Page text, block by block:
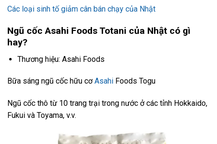
Các loại sinh tố giảm cân bán chạy của Nhật
Ngũ cốc Asahi Foods Totani của Nhật có gì
hay?
Thương hiệu: Asahi Foods
Bữa sáng ngũ cốc hữu cơAsahi Foods Togu
Ngũ cốc thô từ 10 trang trại trong nước ở các tỉnh Hokkaido,
Fukui và Toyama, v.v.